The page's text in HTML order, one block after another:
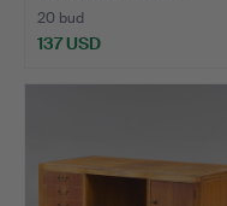
20 bud
137 USD